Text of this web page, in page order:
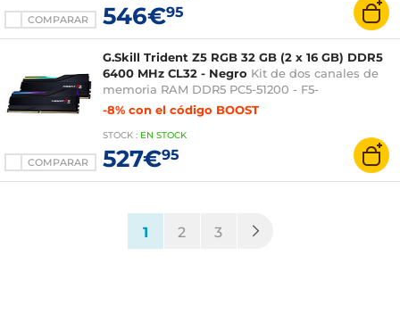
COMPARAR 546€95
COMPARAR
G.Skill Trident Z5 RGB 32 GB (2 x 16 GB) DDR5
6400 MHz CL32 - Negro Kit de dos canales de
memoria RAM DDR5 PC5-51200 - F5-
6400J3239G16GX2-TZ5RK
-8% con el código BOOST
STOCK : EN STOCK
527€95
1(current)
2 3